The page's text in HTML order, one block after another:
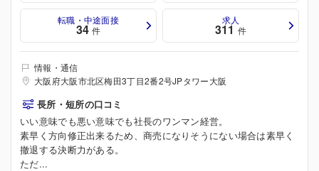
転職・中途面接
34 件
求人
311 件
情報・通信
大阪府大阪市北区梅田3丁目2番2号JPタワー大阪
長所・短所の口コミ
いい意味でも悪い意味でも社長のワンマン経営。
素早く方向修正出来るため、商売になりそうにない場合は素早く
撤退する決断力がある。
ただ...